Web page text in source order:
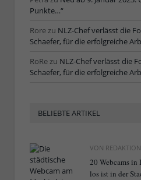
Punkte…“
Rorezu NLZ-Chef verlässt die
Schaefer, für die erfolgreiche
RoRezu NLZ-Chef verlässt die
Schaefer, für die erfolgreiche
BELIEBTE ARTIKEL
VON
20 Webcams in
los ist in der